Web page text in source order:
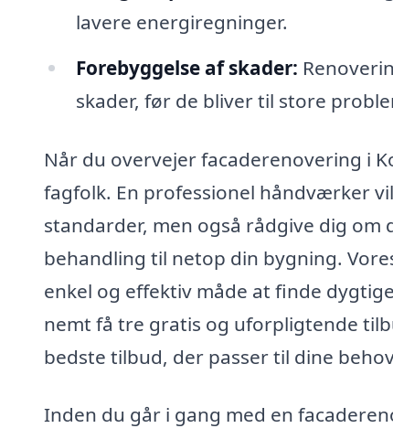
lavere energiregninger.
Forebyggelse af skader:
skader, før de bliver til store
Når du overvejer facaderenovering i
fagfolk. En professionel håndværker
standarder, men også rådgive dig
behandling til netop din bygning.
enkel og effektiv måde at finde
nemt få tre gratis og uforpligtende
bedste tilbud, der passer til dine
Inden du går i gang med en